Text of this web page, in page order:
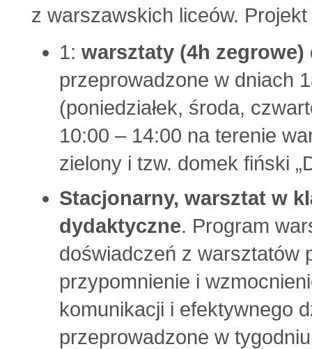
z warszawskich liceów.
1: warsztaty (4h zegrowe)
przeprowadzone w dniach
(poniedziałek, środa,
10:00 – 14:00 na terenie
zielony i tzw. domek fiński
Stacjonarny, warsztat w
dydaktyczne. Program
doświadczeń z warsztatów
przypomnienie i
komunikacji i efektywnego
przeprowadzone w